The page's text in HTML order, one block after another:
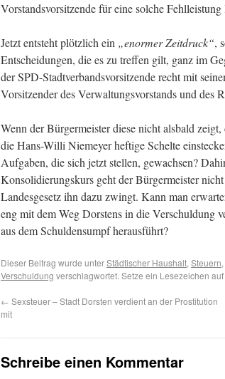
Vorstandsvorsitzende für eine solche Fehlleistung
Jetzt entsteht plötzlich ein „enormer Zeitdruck“,
Entscheidungen, die es zu treffen gilt, ganz im
der SPD-Stadtverbandsvorsitzende recht mit
Vorsitzender des Verwaltungsvorstands und des
Wenn der Bürgermeister diese nicht alsbald
die Hans-Willi Niemeyer heftige Schelte
Aufgaben, die sich jetzt stellen, gewachsen?
Konsolidierungskurs geht der Bürgermeister
Landesgesetz ihn dazu zwingt. Kann man
eng mit dem Weg Dorstens in die Verschuldung
aus dem Schuldensumpf herausführt?
Dieser Beitrag wurde unterStädtischer Haushalt, Steuern,
Verschuldung verschlagwortet. Setze ein Lesezeichen
← Sexsteuer – Stadt Dorsten verdient an der Prostitution
mit
Schreibe einen Kommentar